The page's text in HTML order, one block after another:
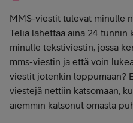
MMS-viestit tulevat minulle
Telia lähettää aina 24 tunnin
minulle tekstiviestin, jossa
mms-viestin ja että voin
viestit jotenkin loppumaan?
viestejä nettiin katsomaan,
aiemmin katsonut omasta